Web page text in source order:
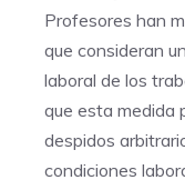
Profesores han
que consideran
laboral de los
que esta medida
despidos
condiciones